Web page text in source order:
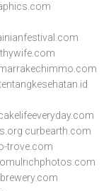
curbearth.com
trove.com